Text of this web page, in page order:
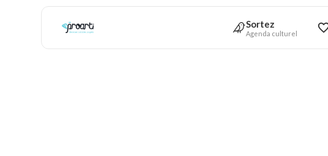
Sortez
Agenda culturel